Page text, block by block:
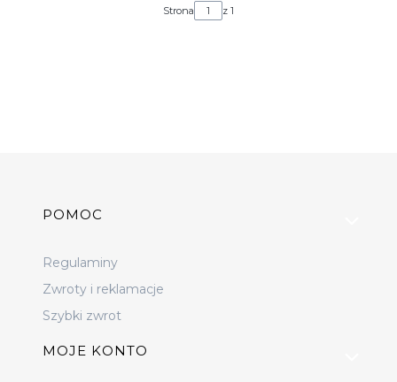
Strona z 1
Linki w stopce
POMOC
Regulaminy
Zwroty i reklamacje
Szybki zwrot
MOJE KONTO